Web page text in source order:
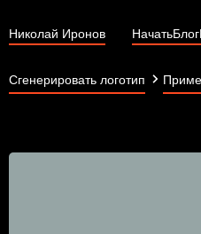
Николай Иронов НачатьБлог
Сгенерировать логотип